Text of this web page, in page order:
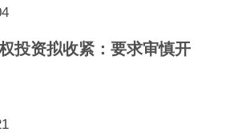
投资拟收紧：要求审慎开